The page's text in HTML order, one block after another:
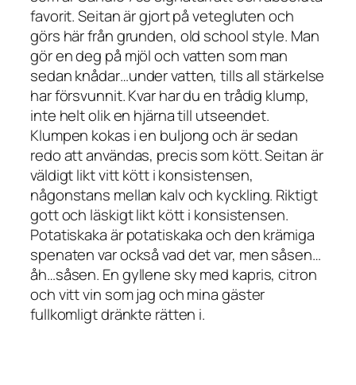
favorit. Seitan är gjort på vetegluten och
görs här från grunden, old school style. Man
gör en deg på mjöl och vatten som man
sedan knådar…under vatten, tills all stärkelse
har försvunnit. Kvar har du en trådig klump,
inte helt olik en hjärna till utseendet.
Klumpen kokas i en buljong och är sedan
redo att användas, precis som kött. Seitan är
väldigt likt vitt kött i konsistensen,
någonstans mellan kalv och kyckling. Riktigt
gott och läskigt likt kött i konsistensen.
Potatiskaka är potatiskaka och den krämiga
spenaten var också vad det var, men såsen…
åh…såsen. En gyllene sky med kapris, citron
och vitt vin som jag och mina gäster
fullkomligt dränkte rätten i.